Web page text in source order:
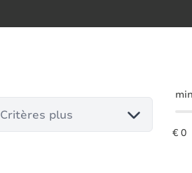
Critères plus
min